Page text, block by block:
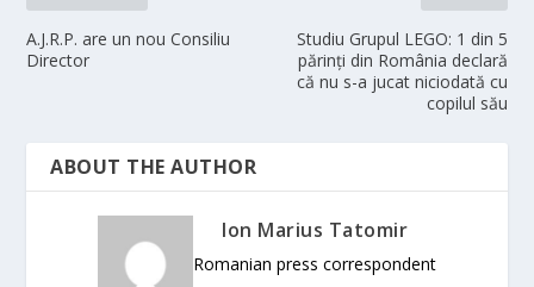
A.J.R.P. are un nou Consiliu
Director
Studiu Grupul LEGO: 1 din 5
părinți din România declară
că nu s-a jucat niciodată cu
copilul său
ABOUT THE AUTHOR
Ion Marius Tatomir
Romanian press correspondent